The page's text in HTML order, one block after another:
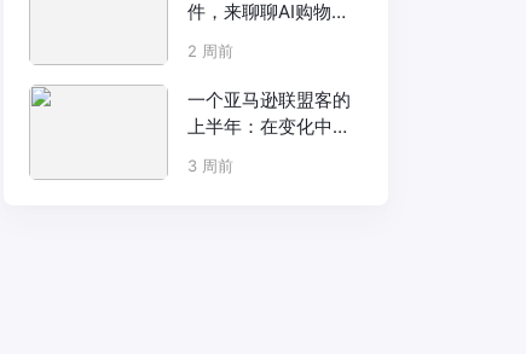
件，来聊聊AI购物助
手背后的联盟佣金争
议
2 周前
一个亚马逊联盟客的
上半年：在变化中突
围。
3 周前